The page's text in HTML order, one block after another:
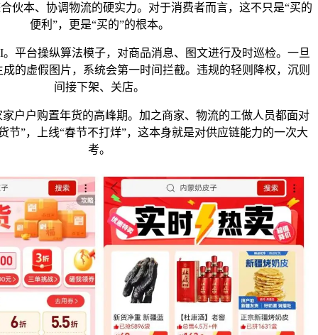
本、协调物流的硬实力。对于消费者而言，这不只是“买的
便利”，更是“买的”的根本。
台操纵算法模子，对商品消息、图文进行及时巡检。一旦
的虚假图片，系统会第一时间拦截。违规的轻则降权，沉则
间接下架、关店。
户购置年货的高峰期。加之商家、物流的工做人员都面对
节”，上线“春节不打烊”，这本身就是对供应链能力的一次大
考。